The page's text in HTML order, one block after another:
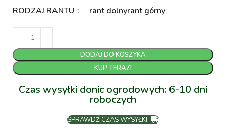
RODZAJ RANTU rant dolnyrant górny
DODAJ DO KOSZYKA
KUP TERAZ!
Czas wysyłki donic ogrodowych: 6-10 dni
roboczych
SPRAWDŹ CZAS WYSYŁKI